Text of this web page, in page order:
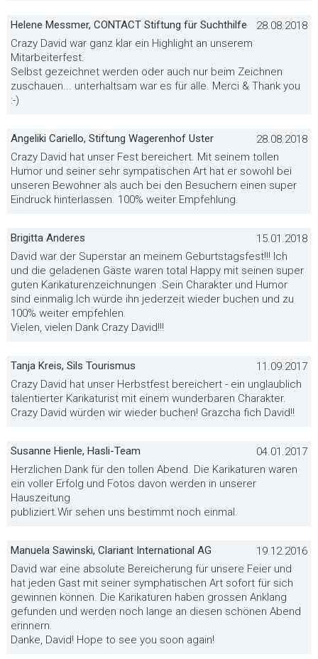
Helene Messmer, CONTACT Stiftung für Suchthilfe
28.08.2018
Crazy David war ganz klar ein Highlight an unserem
Mitarbeiterfest.
Selbst gezeichnet werden oder auch nur beim Zeichnen
zuschauen... unterhaltsam war es für alle. Merci & Thank you
:-)
Angeliki Cariello, Stiftung Wagerenhof Uster
28.08.2018
Crazy David hat unser Fest bereichert. Mit seinem tollen
Humor und seiner sehr sympatischen Art hat er sowohl bei
unseren Bewohner als auch bei den Besuchern einen super
Eindruck hinterlassen. 100% weiter Empfehlung.
Brigitta Anderes
15.01.2018
David war der Superstar an meinem Geburtstagsfest!!! Ich
und die geladenen Gäste waren total Happy mit seinen super
guten Karikaturenzeichnungen .Sein Charakter und Humor
sind einmalig.Ich würde ihn jederzeit wieder buchen und zu
100% weiter empfehlen.
Vielen, vielen Dank Crazy David!!!
Tanja Kreis, Sils Tourismus
11.09.2017
Crazy David hat unser Herbstfest bereichert - ein unglaublich
talentierter Karikaturist mit einem wunderbaren Charakter.
Crazy David würden wir wieder buchen! Grazcha fich David!!
Susanne Hienle, Hasli-Team
04.01.2017
Herzlichen Dank für den tollen Abend. Die Karikaturen waren
ein voller Erfolg und Fotos davon werden in unserer
Hauszeitung
publiziert.Wir sehen uns bestimmt noch einmal.
Manuela Sawinski, Clariant International AG
19.12.2016
David war eine absolute Bereicherung für unsere Feier und
hat jeden Gast mit seiner symphatischen Art sofort für sich
gewinnen können. Die Karikaturen haben grossen Anklang
gefunden und werden noch lange an diesen schönen Abend
erinnern.
Danke, David! Hope to see you soon again!